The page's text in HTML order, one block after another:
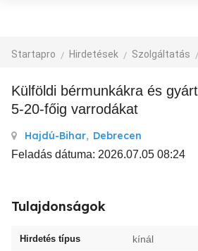
Startapro Hirdetések Szolgáltatás
Külföldi bérmunkákra és gyártásra keresünk,
5-20-főig varrodákat
Hajdú-Bihar, Debrecen
Feladás dátuma: 2026.07.05 08:24
Tulajdonságok
Hirdetés típus kínál